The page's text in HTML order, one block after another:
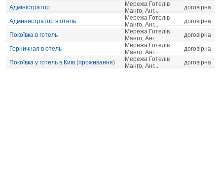
Адміністратор
Мережа Готелів
Манго, Анг...
договірна
Администратор в отель
Мережа Готелів
Манго, Анг...
договірна
Покоївка в готель
Мережа Готелів
Манго, Анг...
договірна
Горничная в отель
Мережа Готелів
Манго, Анг...
договірна
Покоївка у готель в Київ (проживання)
Мережа Готелів
Манго, Анг...
договірна